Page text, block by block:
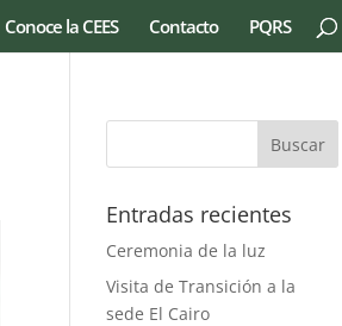
Conoce la CEES Contacto PQRS
Entradas recientes
Ceremonia de la luz
Visita de Transición a la
sede El Cairo